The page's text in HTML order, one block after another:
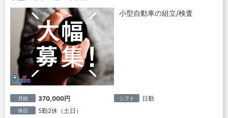
小型自動車の組立/検査
月給 370,000円 シフト 日勤
休日 5勤2休（土日）